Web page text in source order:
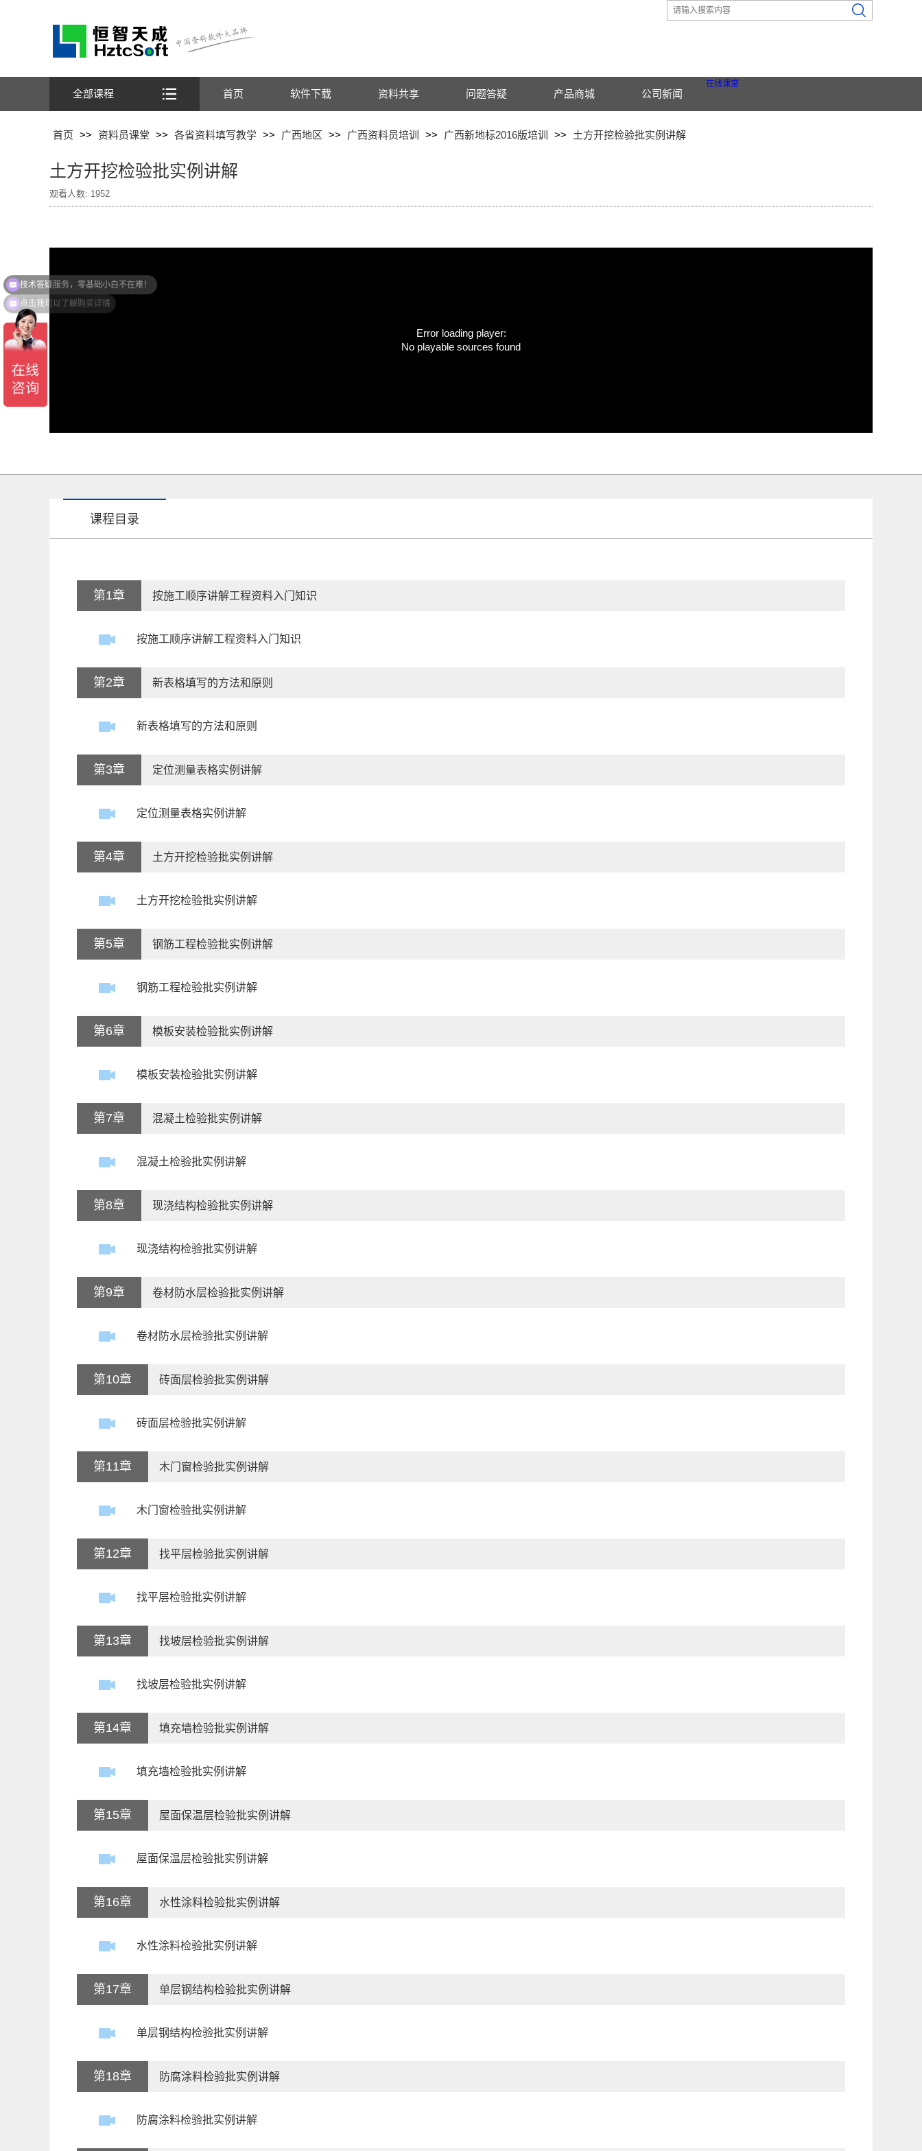
全部课程 首页 软件下载
在线课堂
资料共享 问题答疑 产品商城 公司新闻
首页 >> 资料员课堂 >> 各省资料填写教学 >> 广西地区 >> 广西资料员培训 >> 广西新地标2016版培训 >> 土方开挖检验批实例讲解
土方开挖检验批实例讲解
观看人数: 1952
Error loading player:
No playable sources found
课程目录
第1章 按施工顺序讲解工程资料入门知识
按施工顺序讲解工程资料入门知识
第2章 新表格填写的方法和原则
新表格填写的方法和原则
第3章 定位测量表格实例讲解
定位测量表格实例讲解
第4章 土方开挖检验批实例讲解
土方开挖检验批实例讲解
第5章 钢筋工程检验批实例讲解
钢筋工程检验批实例讲解
第6章 模板安装检验批实例讲解
模板安装检验批实例讲解
第7章 混凝土检验批实例讲解
混凝土检验批实例讲解
第8章 现浇结构检验批实例讲解
现浇结构检验批实例讲解
第9章 卷材防水层检验批实例讲解
卷材防水层检验批实例讲解
第10章 砖面层检验批实例讲解
砖面层检验批实例讲解
第11章 木门窗检验批实例讲解
木门窗检验批实例讲解
第12章 找平层检验批实例讲解
找平层检验批实例讲解
第13章 找坡层检验批实例讲解
找坡层检验批实例讲解
第14章 填充墙检验批实例讲解
填充墙检验批实例讲解
第15章 屋面保温层检验批实例讲解
屋面保温层检验批实例讲解
第16章 水性涂料检验批实例讲解
水性涂料检验批实例讲解
第17章 单层钢结构检验批实例讲解
单层钢结构检验批实例讲解
第18章 防腐涂料检验批实例讲解
防腐涂料检验批实例讲解
点击我可以了解购买详情